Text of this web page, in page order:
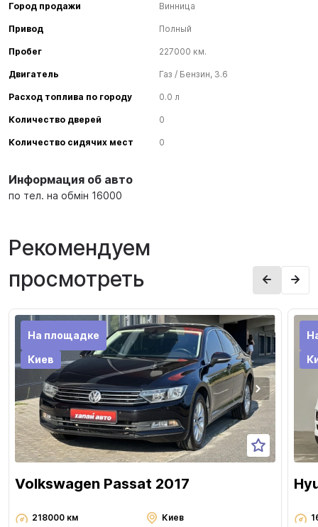
Информация об авто
по тел. на обмін 16000
Город продажи Винница
Привод Полный
Пробег 227000 км.
Двигатель Газ / Бензин, 3.6
Расход топлива по городу 0.0 л
Количество дверей 0
Количество сидячих мест 0
Рекомендуем
просмотреть
На площадке
Киев
Volkswagen Passat 2017
218000 км Киев